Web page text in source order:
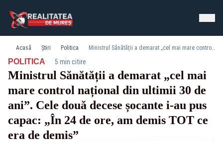
Acasă Știri Politica Ministrul Sănătății a demarat „cel mai mare control național din ultimii 30 de ani”. Cele două decese șocante i-au pus capac: „În 24 de ore, am demis TOT ce era de demis”
POLITICA· 5 min citire
Ministrul Sănătății a demarat „cel mai
mare control național din ultimii 30 de
ani”. Cele două decese șocante i-au pus
capac: „În 24 de ore, am demis TOT ce
era de demis”